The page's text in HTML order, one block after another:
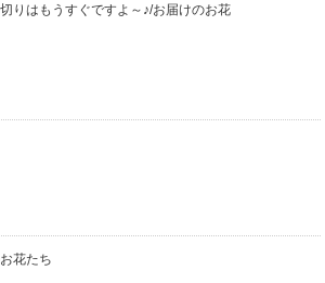
りはもうすぐですよ～♪/お届けのお花
花たち